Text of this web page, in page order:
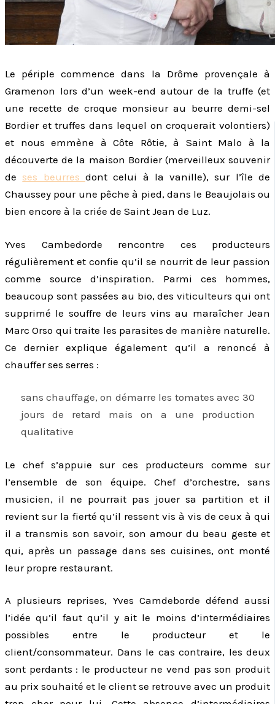
Le périple commence dans la Drôme provençale à
Gramenon lors d’un week-end autour de la truffe (et
une recette de croque monsieur au beurre demi-sel
Bordier et truffes dans lequel on croquerait volontiers)
et nous emmène à Côte Rôtie, à Saint Malo à la
découverte de la maison Bordier (merveilleux souvenir
de ses beurres dont celui à la vanille), sur l’île de
Chaussey pour une pêche à pied, dans le Beaujolais ou
bien encore à la criée de Saint Jean de Luz.
Yves Cambedorde rencontre ces producteurs
régulièrement et confie qu’il se nourrit de leur passion
comme source d’inspiration. Parmi ces hommes,
beaucoup sont passées au bio, des viticulteurs qui ont
supprimé le souffre de leurs vins au maraîcher Jean
Marc Orso qui traite les parasites de manière naturelle.
Ce dernier explique également qu’il a renoncé à
chauffer ses serres :
sans chauffage, on démarre les tomates avec 30
jours de retard mais on a une production
qualitative
Le chef s’appuie sur ces producteurs comme sur
l’ensemble de son équipe. Chef d’orchestre, sans
musicien, il ne pourrait pas jouer sa partition et il
revient sur la fierté qu’il ressent vis à vis de ceux à qui
il a transmis son savoir, son amour du beau geste et
qui, après un passage dans ses cuisines, ont monté
leur propre restaurant.
A plusieurs reprises, Yves Camdeborde défend aussi
l’idée qu’il faut qu’il y ait le moins d’intermédiaires
possibles entre le producteur et le
client/consommateur. Dans le cas contraire, les deux
sont perdants : le producteur ne vend pas son produit
au prix souhaité et le client se retrouve avec un produit